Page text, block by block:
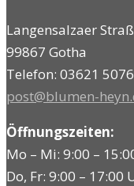
Langensalzaer
99867 Gotha
Telefon: 03621
post@blumen-
Öffnungszeiten:
Mo – Mi: 9:00 –
Do, Fr: 9:00 – 17:00